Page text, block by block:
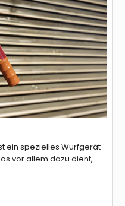
ein spezielles Wurfgerät
vor allem dazu dient,